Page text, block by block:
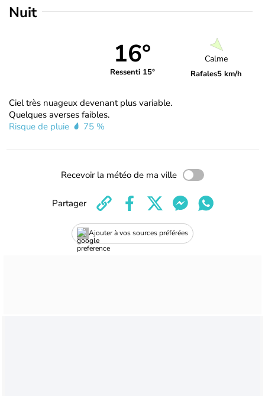
Nuit
16°
Ressenti 15°
Calme
Rafales5 km/h
Ciel très nuageux devenant plus variable.
Quelques averses faibles.
Risque de pluie
75 %
Recevoir la météo de ma ville
Ajouter à vos sources préférées
Partager